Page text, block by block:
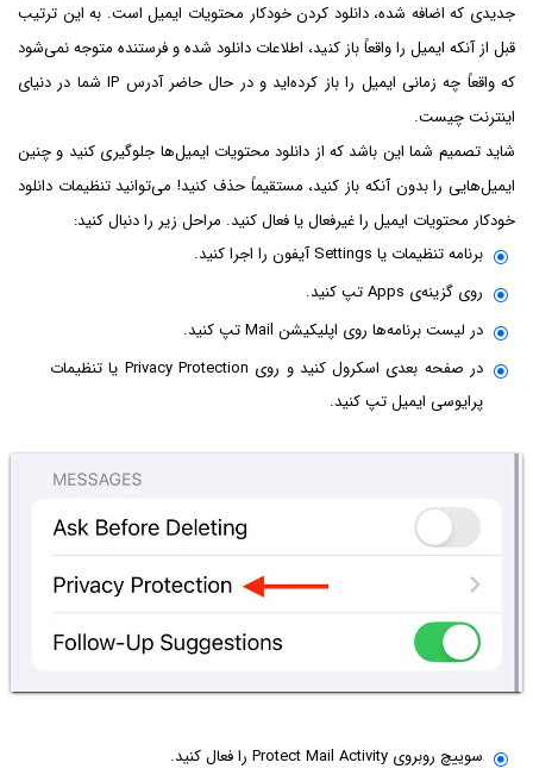
جدیدی که اضافه شده، دانلود کردن خودکار محتویات ایمیل است. به این ترتیب
قبل از آنکه ایمیل را واقعاً باز کنید، اطلاعات دانلود شده و فرستنده متوجه نمی‌شود
که واقعاً چه زمانی ایمیل را باز کرده‌اید و در حال حاضر آدرس IP شما در دنیای
اینترنت چیست.
شاید تصمیم شما این باشد که از دانلود محتویات ایمیل‌ها جلوگیری کنید و چنین
ایمیل‌هایی را بدون آنکه باز کنید، مستقیماً حذف کنید! می‌توانید تنظیمات دانلود
خودکار محتویات ایمیل را غیرفعال یا فعال کنید. مراحل زیر را دنبال کنید:
برنامه تنظیمات یا Settings آیفون را اجرا کنید.
روی گزینه‌ی Apps تپ کنید.
در لیست برنامه‌ها روی اپلیکیشن Mail تپ کنید.
در صفحه بعدی اسکرول کنید و روی Privacy Protection یا تنظیمات
پرایوسی ایمیل تپ کنید.
سوییچ روبروی Protect Mail Activity را فعال کنید.